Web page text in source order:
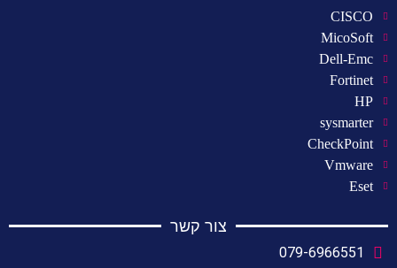
CISCO
MicoSoft
Dell-Emc
Fortinet
HP
sysmarter
CheckPoint
Vmware
Eset
צור קשר
079-6966551